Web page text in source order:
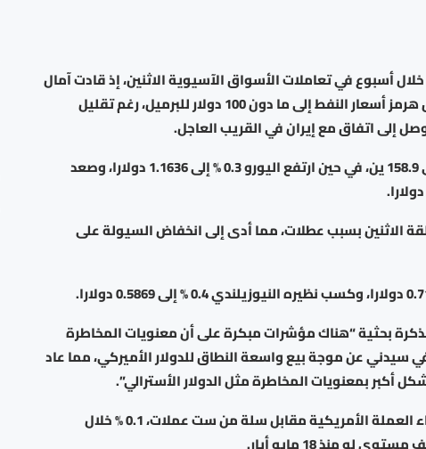
أسبوع في تعاملات الأسواق الآسيوية الاثنين، إذ قادت آمال
التوصل إلى اتفاق يعيد فتح مضيق هرمز أسعار النفط إلى ما دون 100 دولار للبرميل، رغم تقليل
إلى اتفاق مع إيران في القريب العاجل.
وأمام الين، انخفض الدولار 0.2 % إلى 158.9 ين، في حين ارتفع اليورو 0.3 % إلى 1.1636 دولارا، وصعد
الاثنين بسبب عطلات، مما أدى إلى انخفاض السيولة على
بحثية “هناك مؤشرات مبكرة على أن معنويات المخاطرة
سيدني عن موجة بيع واسعة النطاق للدولار الأميركي، مما عاد
أكبر بمعنويات المخاطرة مثل الدولار الأسترالي”.
ونزل مؤشر الدولار، الذي يقيس أداء العملة الأمريكية مقابل سلة من ست عملات، 0.1 % خلال